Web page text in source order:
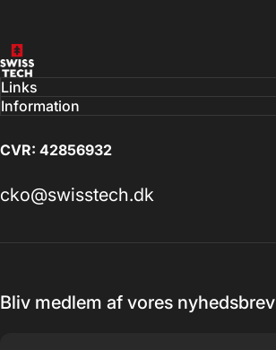
SwissTech
Links
Information
CVR: 42856932
cko@swisstech.dk
Bliv medlem af vores nyhedsbrev